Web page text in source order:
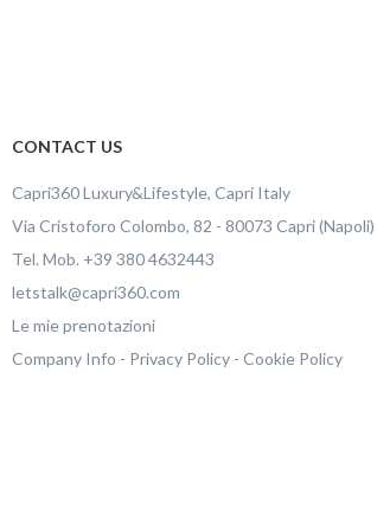
CONTACT US
Capri360Luxury&Lifestyle, Capri Italy
Via Cristoforo Colombo, 82 - 80073 Capri(Napoli)
Tel. Mob. +39 380 4632443
letstalk@capri360.com
Le mie prenotazioni
Company Info - Privacy Policy - Cookie Policy
Capri360 S.R.L.S a socio unico
Viale Gramsci 15, Napoli - 80073 Capri (Napoli) - Italy